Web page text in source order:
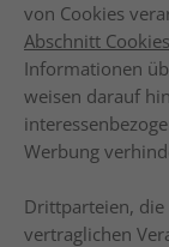
von Cookies
Abschnitt Cookies
Informationen
weisen darauf
Werbung
Drittparteien, die
vertraglichen